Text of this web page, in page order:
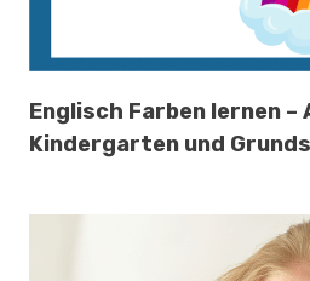
Englisch Farben lernen
Kindergarten und